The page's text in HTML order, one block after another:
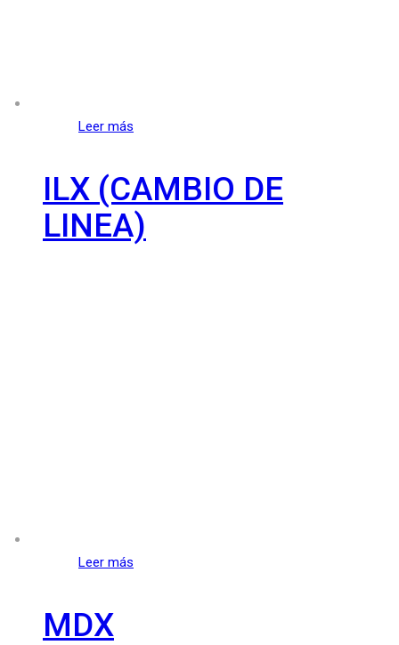
Leer más
ILX (CAMBIO DE
LINEA)
Leer más
MDX